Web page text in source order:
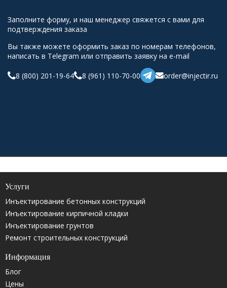
Заполните форму, и наш менеджер свяжется с вами для
подтверждения заказа
Вы также можете оформить заказ по номерам телефонов,
написать в Telegram или отправить заявку на e-mail
8 (800) 201-19-64 8 (961) 110-70-00 order@injectir.ru
Услуги
Инъектирование бетонных конструкций
Инъектирование кирпичной кладки
Инъектирование грунтов
Ремонт строительных конструкций
Информация
Блог
Цены